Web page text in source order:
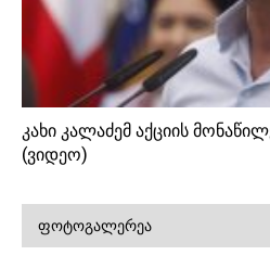
კახი კალაძემ აქციის
(ვიდეო)
ᲤᲝᲢᲝᲒᲐᲚᲔᲠᲔᲐ